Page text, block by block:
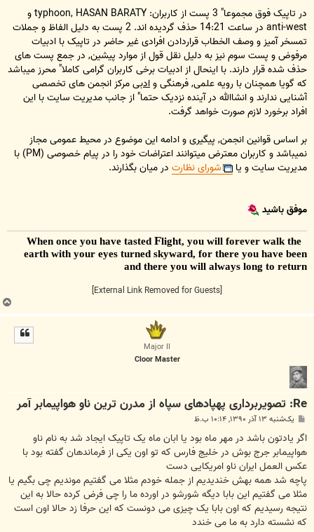
در تاپیک فوق مجموعا" 3 پست از کاربران: typhoon, HASAN BARATY و
anti-west در ساعت 14:21 حذف گردیده اند. 2 پست به دلیل الفاظ و جملات
تمسخر آمیز و وصف الخطاب قراردادن افرادی غیر حاضر در تاپیک با ادبیات
مرفوض و پست سوم نیز به دلیل نقل قول از موارد پیشین, در جمع پست های
حذف شده قرار دارند. با اینحال از ادبیات برخی کاربران گرامی کاملا" محرز میباشد
که گویا همچنان با رویه علمی, فرهنگی وادبیمرکز انجمن های تخصصی
آشنایی ندارند و انشاالله در آینده نزدیک حتما" از جانب مدیریت سایت با این
افراد برخورد لازم صورت خواهد گرفت.
بر اساس قوانین انجمن, پیگیری و ادامه این موضوع در محیط عمومی مجاز
نمیباشد و کاربران معترض میتوانند اعتراضات خود را در پیام خصوصی (PM) با
مدیریت سایت و یا
شورای نظارتدر میان بگذارند.
موفق باشید
Flight, you will forever walk the
earth with your eyes turned skyward, for there you have been
and there you will always long to return
ب
ا
Major II
Cloor Master
Re: تصویربرداری پهپادهای سپاه از مدرن ترین ناو هواپیمابر آمر
پ
ت
یک‌شنبه ۱۳ آذر ۱۳۹۰, ۱۰:۱۴ ب.ظ
اگر یادتون باشد در مهر ماه بود یا ابان ماه یک تاپیک ایجاد شد به نام ناو
هواپیمابر جرج بوش در خلیج فارس که تو اون یکی از فرماندهان گفته بود با
عکس العمل ایران ناو امریکایی دست
پاچه شد همه بهش خندیدیم از جمله خودم مثلا می گفتیم موندیم چی بگیم یا
مثلا می گفتیم این بابا دیگه شورشو در اورده ما را چی فرض کرده حالا به این
نتیجه رسیدیم که اون بابا یک چیزی می دونست که این حرفا زد حالا اون است
که نشسته دارد به ما می خندد